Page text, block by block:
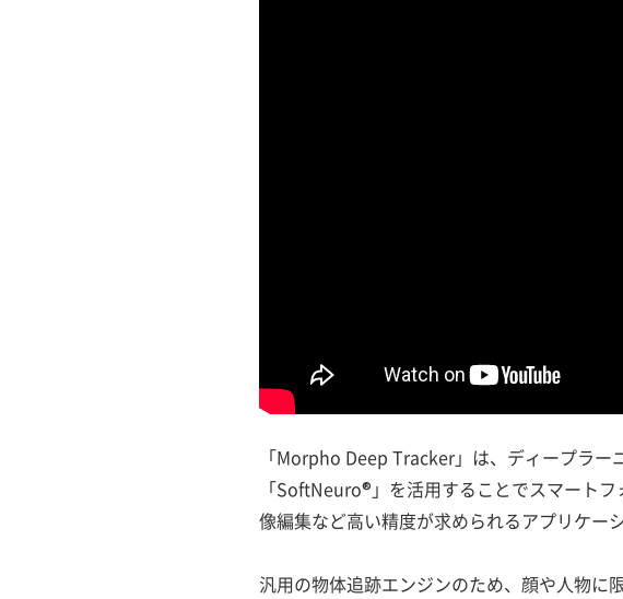
「Morpho Deep Tracker」は、ディープラ
「SoftNeuro®」を活用することでスマート
像編集など高い精度が求められるアプリケー
汎用の物体追跡エンジンのため、顔や人物に